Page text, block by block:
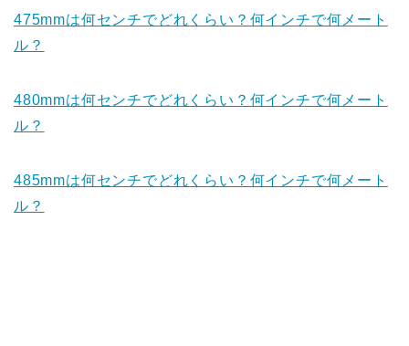
475mmは何センチでどれくらい？何インチで何メート
ル？
480mmは何センチでどれくらい？何インチで何メート
ル？
485mmは何センチでどれくらい？何インチで何メート
ル？